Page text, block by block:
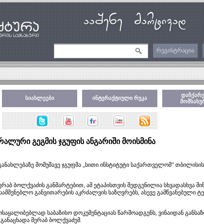
რეგისტრაცია
სიახლეები ინტერაქტიული რუკა
გეგმის ჯგუფის ანგარიში მოისმინა
მომუშავე ჯგუფმა „სითი ინსტიტუტი საქართველომ“
ბოლქვაძის განმარტებით, ამ ეტაპისთვის შედგენილია სხვადასხვა
განვითარების აკრძალვის საზღვრებს, ასევე გამწვანებული
საბაზისო დოკუმენტაციას წარმოადგენს, ვინაიდან
მერაბ ბოლქვაძემ.